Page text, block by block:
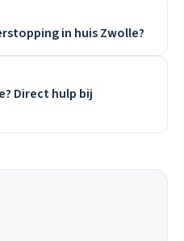
in huis Zwolle?
Direct hulp bij